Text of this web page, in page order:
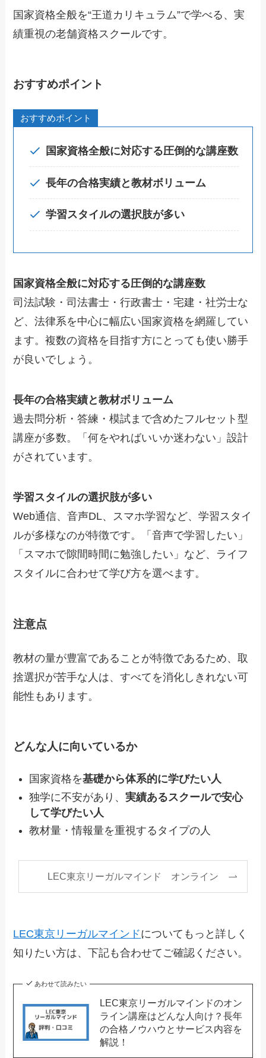
国家資格全般を“王道カリキュラム”で学べる、実
績重視の老舗資格スクールです。
おすすめポイント
おすすめポイント
国家資格全般に対応する圧倒的な講座数
長年の合格実績と教材ボリューム
学習スタイルの選択肢が多い
国家資格全般に対応する圧倒的な講座数
司法試験・司法書士・行政書士・宅建・社労士な
ど、法律系を中心に幅広い国家資格を網羅してい
ます。複数の資格を目指す方にとっても使い勝手
が良いでしょう。
長年の合格実績と教材ボリューム
過去問分析・答練・模試まで含めたフルセット型
講座が多数。「何をやればいいか迷わない」設計
がされています。
学習スタイルの選択肢が多い
Web通信、音声DL、スマホ学習など、学習スタイ
ルが多様なのが特徴です。「音声で学習したい」
「スマホで隙間時間に勉強したい」など、ライフ
スタイルに合わせて学び方を選べます。
注意点
教材の量が豊富であることが特徴であるため、取
捨選択が苦手な人は、すべてを消化しきれない可
能性もあります。
どんな人に向いているか
国家資格を基礎から体系的に学びたい人
独学に不安があり、実績あるスクールで安心
して学びたい人
教材量・情報量を重視するタイプの人
LEC東京リーガルマインド オンライン
LEC東京リーガルマインドについてもっと詳しく
知りたい方は、下記も合わせてご確認ください。
あわせて読みたい
LEC東京リーガルマインドのオン
ライン講座はどんな人向け？長年
の合格ノウハウとサービス内容を
解説！